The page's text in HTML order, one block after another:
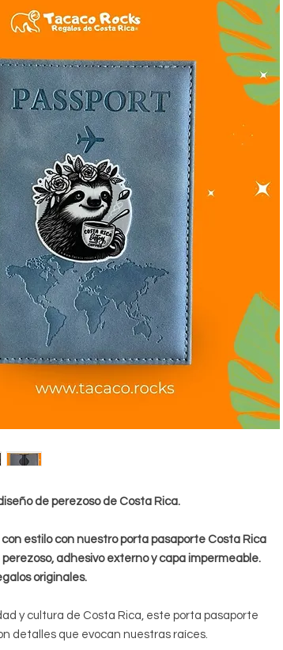
de perezoso de Costa Rica.
estilo con nuestro porta pasaporte Costa Rica
perezoso, adhesivo externo y capa impermeable.
originales.
y cultura de Costa Rica, este porta pasaporte
detalles que evocan nuestras raíces.